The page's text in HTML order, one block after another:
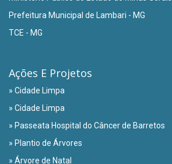
Prefeitura Municipal de Lambari - MG
TCE - MG
Ações E Projetos
» Cidade Limpa
» Cidade Limpa
» Passeata Hospital do Câncer de Barretos
» Plantio de Árvores
» Árvore de Natal